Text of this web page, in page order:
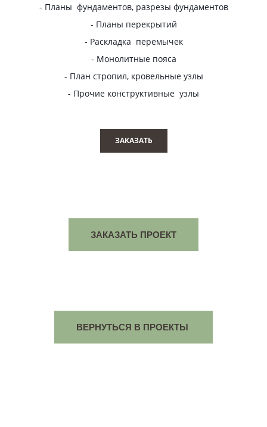
- Планы фундаментов, разрезы фундаментов
- Планы перекрытий
- Раскладка перемычек
- Монолитные пояса
- План стропил, кровельные узлы
- Прочие конструктивные узлы
ЗАКАЗАТЬ
ЗАКАЗАТЬ ПРОЕКТ
ВЕРНУТЬСЯ В ПРОЕКТЫ